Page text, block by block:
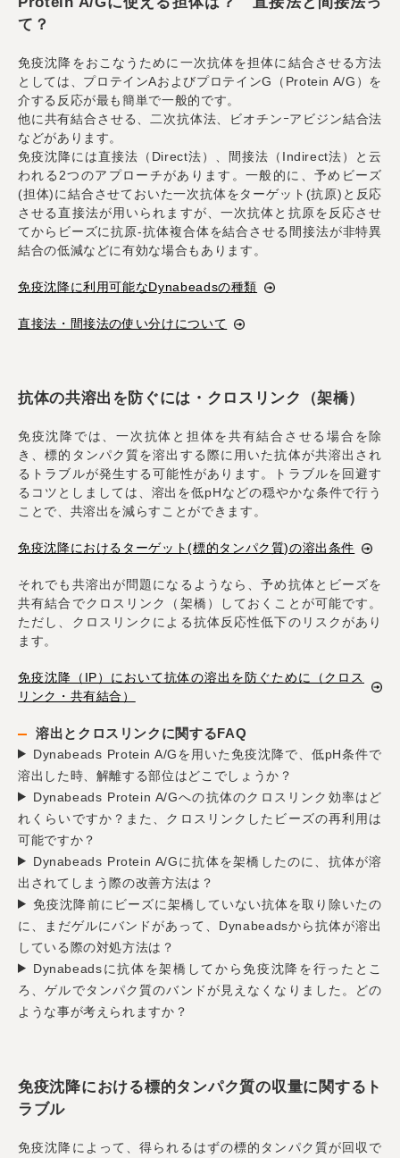
て？
免疫沈降をおこなうために一次抗体を担体に結合させる方法
としては、プロテインAおよびプロテインG（Protein A/G）を
介する反応が最も簡単で一般的です。
他に共有結合させる、二次抗体法、ビオチンｰアビジン結合法
などがあります。
免疫沈降には直接法（Direct法）、間接法（Indirect法）と云
われる2つのアプローチがあります。一般的に、予めビーズ
(担体)に結合させておいた一次抗体をターゲット(抗原)と反応
させる直接法が用いられますが、一次抗体と抗原を反応させ
てからビーズに抗原-抗体複合体を結合させる間接法が非特異
結合の低減などに有効な場合もあります。
免疫沈降に利用可能なDynabeadsの種類
直接法・間接法の使い分けについて
抗体の共溶出を防ぐには・クロスリンク（架橋）
免疫沈降では、一次抗体と担体を共有結合させる場合を除
き、標的タンパク質を溶出する際に用いた抗体が共溶出され
るトラブルが発生する可能性があります。トラブルを回避す
るコツとしましては、溶出を低pHなどの穏やかな条件で行う
ことで、共溶出を減らすことができます。
免疫沈降におけるターゲット(標的タンパク質)の溶出条件
それでも共溶出が問題になるようなら、予め抗体とビーズを
共有結合でクロスリンク（架橋）しておくことが可能です。
ただし、クロスリンクによる抗体反応性低下のリスクがあり
ます。
免疫沈降（IP）において抗体の溶出を防ぐために（クロス
リンク・共有結合）
溶出とクロスリンクに関するFAQ
Dynabeads Protein A/Gを用いた免疫沈降で、低pH条件で
溶出した時、解離する部位はどこでしょうか？
Dynabeads Protein A/Gへの抗体のクロスリンク効率はど
れくらいですか？また、クロスリンクしたビーズの再利用は
可能ですか？
Dynabeads Protein A/Gに抗体を架橋したのに、抗体が溶
出されてしまう際の改善方法は？
免疫沈降前にビーズに架橋していない抗体を取り除いたの
に、まだゲルにバンドがあって、Dynabeadsから抗体が溶出
している際の対処方法は？
Dynabeadsに抗体を架橋してから免疫沈降を行ったとこ
ろ、ゲルでタンパク質のバンドが見えなくなりました。どの
ような事が考えられますか？
免疫沈降における標的タンパク質の収量に関するト
ラブル
免疫沈降によって、得られるはずの標的タンパク質が回収で